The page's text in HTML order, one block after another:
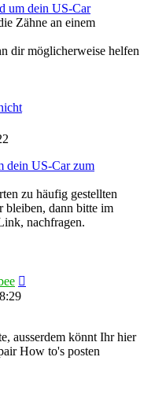
um dein US-Car
Zähne an einem
dir möglicherweise helfen
dein US-Car zum
zu häufig gestellten
bleiben, dann bitte im
nachfragen.
ausserdem könnt Ihr hier
How to's posten